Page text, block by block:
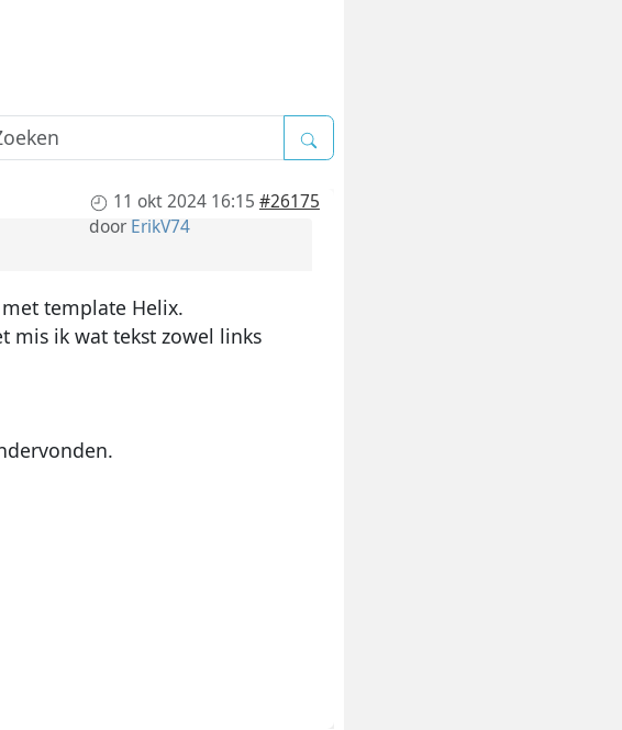
11 okt 2024 16:15 #26175
doorErikV74
template Helix.
mis ik wat tekst zowel links